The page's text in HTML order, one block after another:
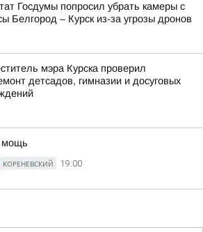
Госдумы попросил убрать камеры с
Белгород – Курск из-за угрозы дронов
мэра Курска проверил
детсадов, гимназии и досуговых
мощь
КОРЕНЕВСКИЙ 19:00